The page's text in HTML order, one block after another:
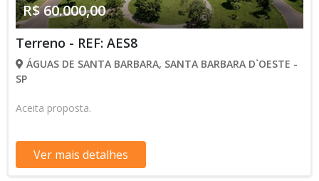
R$ 60.000,00
Terreno - REF: AES8
ÁGUAS DE SANTA BARBARA, SANTA BARBARA D`OESTE -
SP
Aceita proposta.
Ver mais detalhes